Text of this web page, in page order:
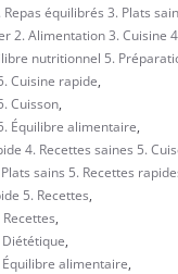
Repas équilibrés 3. Plats
2. Alimentation 3. Cuisine
nutritionnel 5.
Cuisine rapide,
Cuisson,
Équilibre alimentaire,
4. Recettes saines 5.
sains 5. Recettes
5. Recettes,
,
,
alimentaire,